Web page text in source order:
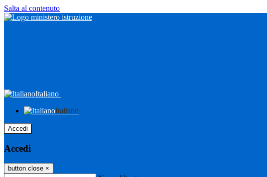
Salta al contenuto
Italiano
Italiano
Accedi
Accedi
button close ×